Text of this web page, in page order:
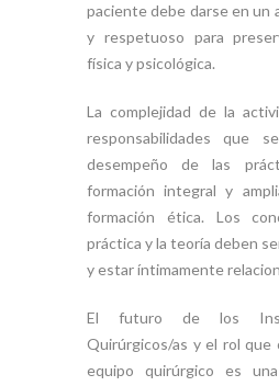
paciente debe darse en un
y respetuoso para
física y psicológica.
La complejidad de la
responsabilidades que
desempeño de las
formación integral y
formación ética. Los
práctica y la teoría deben
y estar íntimamente
El futuro de los
Quirúrgicos/as y el rol que
equipo quirúrgico es